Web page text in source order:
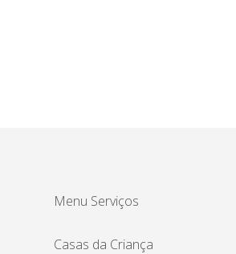
Menu Serviços
Casas da Criança